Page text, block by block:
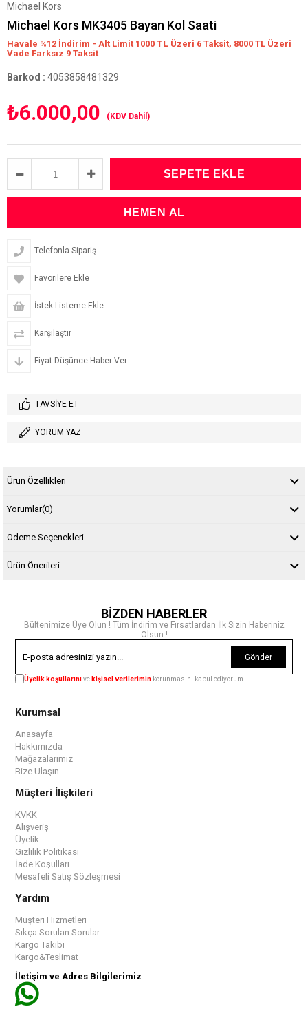
Michael Kors
Michael Kors MK3405 Bayan Kol Saati
Havale %12 İndirim - Alt Limit 1000 TL Üzeri 6 Taksit, 8000 TL Üzeri
Vade Farksız 9 Taksit
Barkod : 4053858481329
₺6.000,00 (KDV Dahil)
Telefonla Sipariş
Favorilere Ekle
İstek Listeme Ekle
Karşılaştır
Fiyat Düşünce Haber Ver
TAVSIYE ET
YORUM YAZ
Ürün Özellikleri
Yorumlar(0)
Ödeme Seçenekleri
Ürün Önerileri
BİZDEN HABERLER
Bültenimize Üye Olun ! Tüm İndirim ve Fırsatlardan İlk Sizin Haberiniz
Olsun !
Gönder
Üyelik koşullarınıve kişisel verilerimin korunmasını kabul ediyorum.
Kurumsal
Anasayfa
Hakkımızda
Mağazalarımız
Bize Ulaşın
Müşteri İlişkileri
KVKK
Alışveriş
Üyelik
Gizlilik Politikası
İade Koşulları
Mesafeli Satış Sözleşmesi
Yardım
Müşteri Hizmetleri
Sıkça Sorulan Sorular
Kargo Takibi
Kargo&Teslimat
İletişim ve Adres Bilgilerimiz